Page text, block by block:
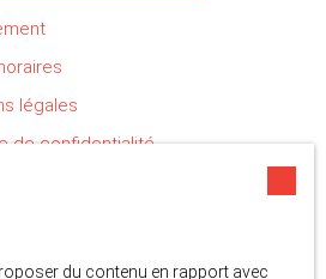
légales
de confidentialité
du contenu en rapport avec